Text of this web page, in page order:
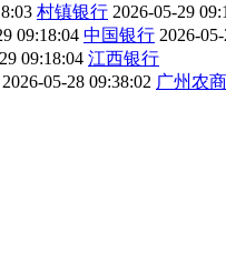
村镇银行 2026-05-29
09:18:04 中国银行 2026-
09:18:04 江西银行
2026-05-28 09:38:02 广州农商